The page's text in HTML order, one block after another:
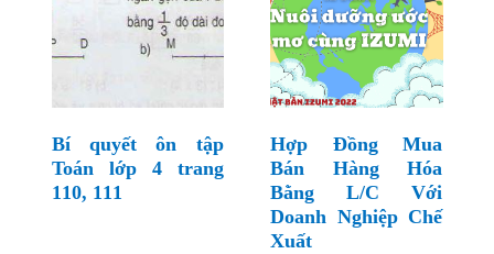
Bí quyết ôn tập
Toán lớp 4 trang
110, 111
Hợp Đồng Mua
Bán Hàng Hóa
Bằng L/C Với
Doanh Nghiệp Chế
Xuất